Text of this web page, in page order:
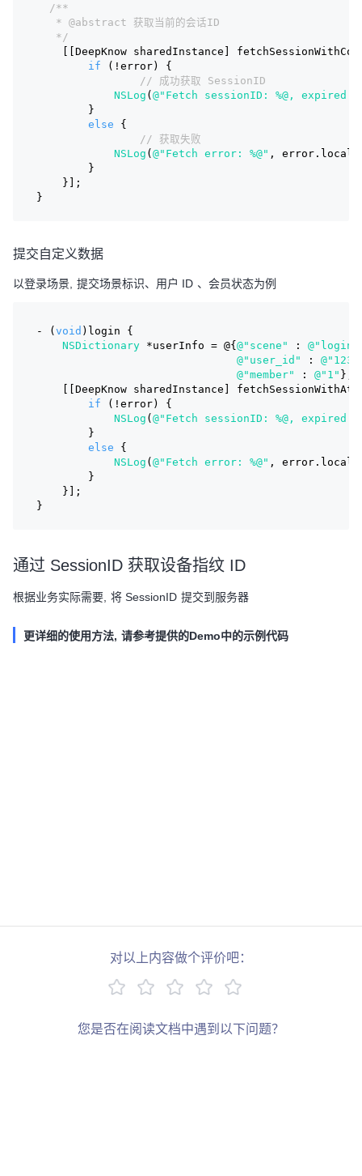
/**
   * @abstract 获取当前的会话ID
   */
[[DeepKnow sharedInstance]
if (!error) {
// 成功获取 SessionID
NSLog ( @"Fetch sessionID: %@, expired at
        }
else {
// 获取失败
NSLog ( @"Fetch error: %@" ,
        }
    }];
}
提交自定义数据
以登录场景, 提交场景标识、用户 ID 、会员状态为例
- (void )login {
NSDictionary *userInfo = @{@"scene" : @"login"
@"user_id"
:
@"member"
: @"1" };
[[DeepKnow sharedInstance]
if (!error) {
NSLog (@"Fetch sessionID: %@, expired at
        }
else {
NSLog (@"Fetch error: %@" ,
        }
    }];
}
通过 SessionID 获取设备指纹 ID
根据业务实际需要, 将 SessionID 提交到服务器
更详细的使用方法, 请参考提供的Demo中的示例代码
对以上内容做个评价吧：
您是否在阅读文档中遇到以下问题？